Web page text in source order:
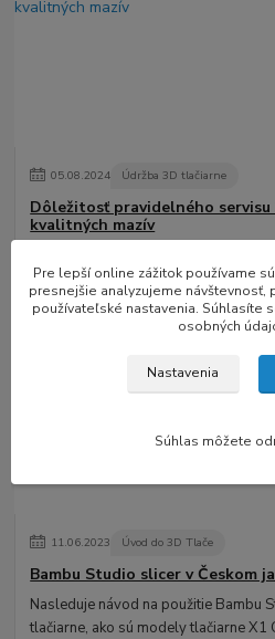
05.08.2024 Údržba 3D tlačiarne
Dôležitosť pravidelného
kvalitných mazív
dizajnu a prototypovania. Bez
projekty, vzdelávacie účely...čítať celé
11.06.2023 Úvod do 3D Tlače
Bambu Studio slicer v Českom
Nasleduje návod na použitie Bambu
tlačiarne, ako sú modely tlačiarne X1
Pre lepší online zážitok používame
presnejšie analyzujeme návštevnosť,
používateľské nastavenia. Súhlasíte
osobných
Nastavenia
Súhlas môžete